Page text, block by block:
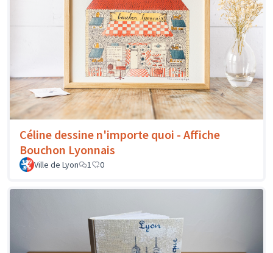
Céline dessine n'importe quoi - Affiche
Bouchon Lyonnais
Ville de Lyon 1 0